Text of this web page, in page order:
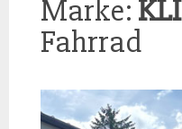
Marke:
Fahrrad